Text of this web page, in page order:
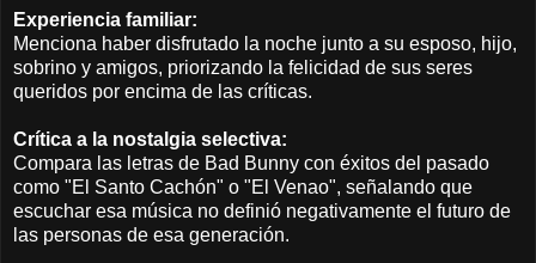
Experiencia familiar:
Menciona haber disfrutado la noche junto a su esposo, hijo,
sobrino y amigos, priorizando la felicidad de sus seres
queridos por encima de las críticas.
Crítica a la nostalgia selectiva:
Compara las letras de Bad Bunny con éxitos del pasado
como "El Santo Cachón" o "El Venao", señalando que
escuchar esa música no definió negativamente el futuro de
las personas de esa generación.